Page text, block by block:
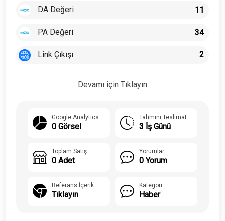
DA Değeri 11
PA Değeri 34
Link Çıkışı 2
Devamı için Tıklayın
Google Analytics
0 Görsel
Tahmini Teslimat
3 İş Günü
Toplam Satış
0 Adet
Yorumlar
0 Yorum
Referans İçerik
Tıklayın
Kategori
Haber